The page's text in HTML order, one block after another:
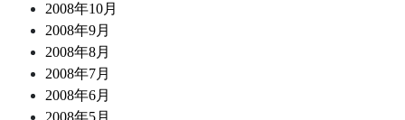
2008年10月
2008年9月
2008年8月
2008年7月
2008年6月